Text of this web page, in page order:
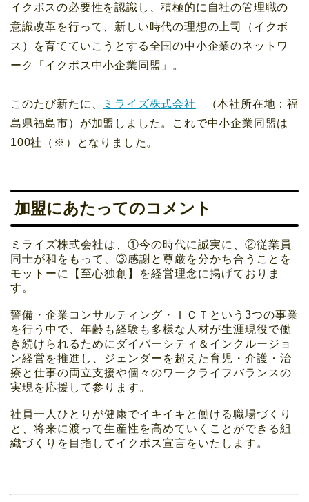
イクボスの必要性を認識し、積極的に自社の管理職の
意識改革を行って、新しい時代の理想の上司（イクボ
ス）を育てていこうとする全国の中小企業のネットワ
ーク「イクボス中小企業同盟」。
このたび新たに、 ミライズ株式会社
（本社所在地：福
島県福島市）が加盟しました。これで中小企業同盟は
100社（※）となりました。
加盟にあたってのコメント
ミライズ株式会社は、①今の時代に誠実に、②従業員
同士が和をもって、③感謝と尊厳を分かち合うことを
モットーに【至心独創】を経営理念に掲げておりま
す。
警備・企業コンサルティング・ＩＣＴという3つの事業
を行う中で、年齢も経験も多様な人材が生涯現役で働
き続けられるためにダイバーシティ＆インクルージョ
ン経営を推進し、ジェンダーを超えた育児・介護・治
療と仕事の両立支援や個々のワークライフバランスの
実現を応援して参ります。
社員一人ひとりが健康でイキイキと働ける職場づくり
と、将来に渡って生産性を高めていくことができる組
織づくりを目指してイクボス宣言をいたします。